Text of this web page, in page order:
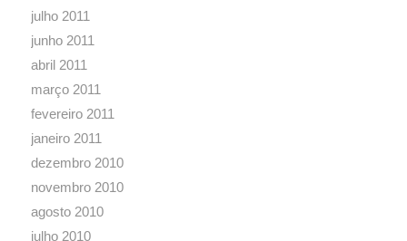
julho 2011
junho 2011
abril 2011
março 2011
fevereiro 2011
janeiro 2011
dezembro 2010
novembro 2010
agosto 2010
julho 2010